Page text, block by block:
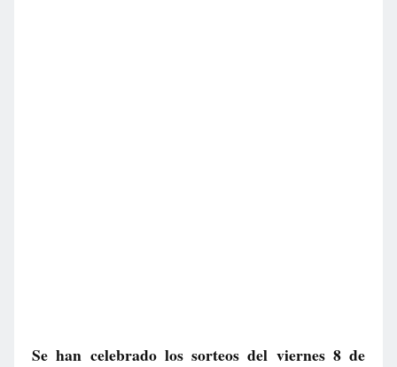
Se han celebrado los sorteos del viernes 8 de